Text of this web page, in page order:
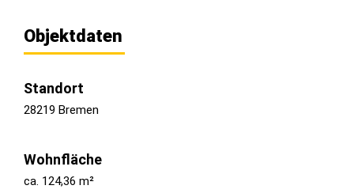
Objektdaten
Standort
28219 Bremen
Wohnfläche
ca. 124,36 m²